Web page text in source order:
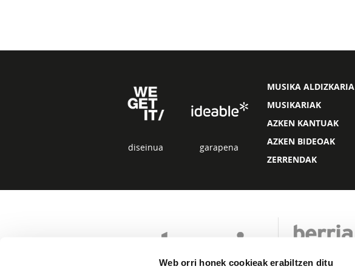
Web orri honek cookieak erabiltzen ditu
diseinua garapena
MUSIKA ALDIZKARIA
MUSIKARIAK
AZKEN KANTUAK
AZKEN BIDEOAK
ZERRENDAK